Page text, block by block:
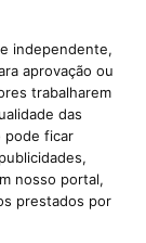
independente,
aprovação ou
trabalharem
das
pode ficar
nosso portal,
prestados por